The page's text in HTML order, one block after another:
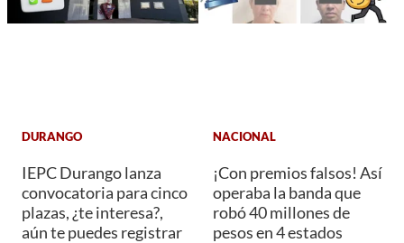
DURANGO
IEPC Durango lanza
convocatoria para cinco
plazas, ¿te interesa?,
aún te puedes registrar
NACIONAL
¡Con premios falsos! Así
operaba la banda que
robó 40 millones de
pesos en 4 estados